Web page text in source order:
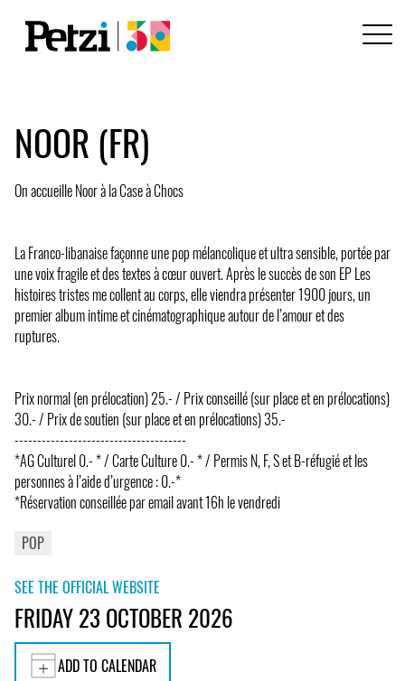
NOOR (FR)
On accueille Noor à la Case à Chocs
La Franco-libanaise façonne une pop mélancolique et ultra sensible, portée par
une voix fragile et des textes à cœur ouvert. Après le succès de son EP Les
histoires tristes me collent au corps, elle viendra présenter 1900 jours, un
premier album intime et cinématographique autour de l’amour et des
ruptures.
Prix normal (en prélocation) 25.- / Prix conseillé (sur place et en prélocations)
30.- / Prix de soutien (sur place et en prélocations) 35.-
--------------------------------------
*AG Culturel 0.- * / Carte Culture 0.- * / Permis N, F, S et B-réfugié et les
personnes à l’aide d’urgence : 0.-*
*Réservation conseillée par email avant 16h le vendredi
POP
SEE THE OFFICIAL WEBSITE
FRIDAY 23 OCTOBER 2026
ADD TO CALENDAR